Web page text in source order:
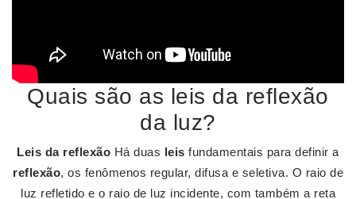
Quais são as leis da reflexão
da luz?
Leis da reflexão Há duas leis fundamentais para definir a
reflexão, os fenômenos regular, difusa e seletiva. O raio de
luz refletido e o raio de luz incidente, com também a reta